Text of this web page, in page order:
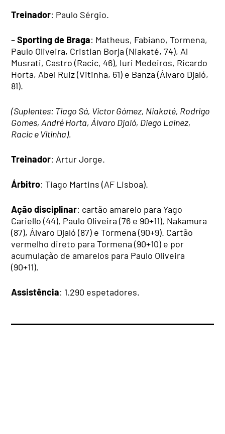
Treinador: Paulo Sérgio.
–Sporting de Braga: Matheus, Fabiano, Tormena,
Paulo Oliveira, Cristian Borja (Niakaté, 74), Al
Musrati, Castro (Racic, 46), Iuri Medeiros, Ricardo
Horta, Abel Ruiz (Vitinha, 61) e Banza (Álvaro Djaló,
81).
(Suplentes: Tiago Sá, Victor Gómez, Niakaté, Rodrigo
Gomes, André Horta, Álvaro Djaló, Diego Lainez,
Racic e Vitinha).
Treinador: Artur Jorge.
Árbitro: Tiago Martins (AF Lisboa).
Ação disciplinar: cartão amarelo para Yago
Cariello (44), Paulo Oliveira (76 e 90+11), Nakamura
(87), Álvaro Djaló (87) e Tormena (90+9). Cartão
vermelho direto para Tormena (90+10) e por
acumulação de amarelos para Paulo Oliveira
(90+11).
Assistência: 1.290 espetadores.